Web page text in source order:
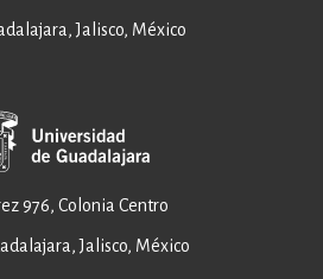
Jalisco, México
976, Colonia Centro
Jalisco, México